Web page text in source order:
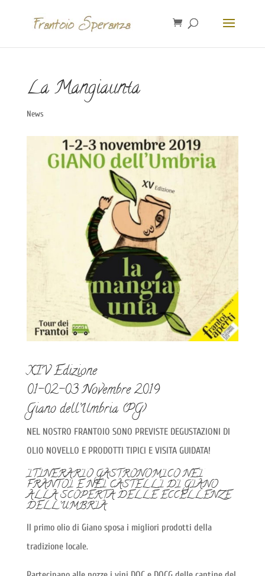
La Mangiaunta
News
XIV Edizione
01-02-03 Novembre 2019
Giano dell’Umbria (PG)
NEL NOSTRO FRANTOIO SONO PREVISTE DEGUSTAZIONI DI
OLIO NOVELLO E PRODOTTI TIPICI E VISITA GUIDATA!
ITINERARIO GASTRONOMICO NEI
FRANTOI E NEI CASTELLI DI GIANO
ALLA SCOPERTA DELLE ECCELLENZE
DELL’UMBRIA
Il primo olio di Giano sposa i migliori prodotti della
tradizione locale.